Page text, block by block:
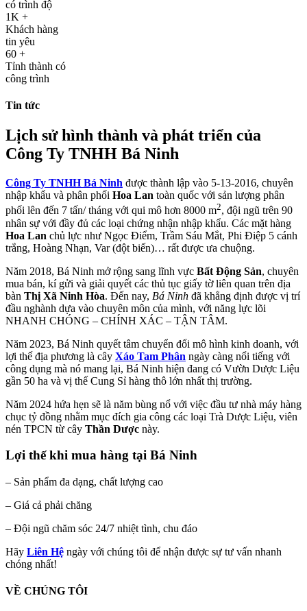
có trình độ
1K +
Khách hàng
tin yêu
60 +
Tỉnh thành có
công trình
Tin tức
Lịch sử hình thành và phát triển của
Công Ty TNHH Bá Ninh
Công Ty TNHH Bá Ninh được thành lập vào 5-13-2016, chuyên
nhập khẩu và phân phối Hoa Lan toàn quốc với sản lượng phân
phối lên đến 7 tấn/ tháng với qui mô hơn 8000 m2, đội ngũ trên 90
nhân sự với đầy đủ các loại chứng nhận nhập khẩu. Các mặt hàng
Hoa Lan chủ lực như Ngọc Điểm, Trầm Sáu Mắt, Phi Điệp 5 cánh
trắng, Hoàng Nhạn, Var (đột biến)… rất được ưa chuộng.
Năm 2018, Bá Ninh mở rộng sang lĩnh vực Bất Động Sản, chuyên
mua bán, kí gửi và giải quyết các thủ tục giấy tờ liên quan trên địa
bàn Thị Xã Ninh Hòa. Đến nay, Bá Ninh đã khẳng định được vị trí
đầu nghành dựa vào chuyên môn của mình, với năng lực lõi
NHANH CHÓNG – CHÍNH XÁC – TẬN TÂM.
Năm 2023, Bá Ninh quyết tâm chuyển đổi mô hình kinh doanh, với
lợi thế địa phương là cây Xáo Tam Phân ngày càng nổi tiếng với
công dụng mà nó mang lại, Bá Ninh hiện đang có Vườn Dược Liệu
gần 50 ha và vị thế Cung Sỉ hàng thô lớn nhất thị trường.
Năm 2024 hứa hẹn sẽ là năm bùng nổ với việc đầu tư nhà máy hàng
chục tỷ đồng nhằm mục đích gia công các loại Trà Dược Liệu, viên
nén TPCN từ cây Thần Dược này.
Lợi thế khi mua hàng tại Bá Ninh
– Sản phẩm đa dạng, chất lượng cao
– Giá cả phải chăng
– Đội ngũ chăm sóc 24/7 nhiệt tình, chu đáo
Hãy Liên Hệ ngày với chúng tôi để nhận được sự tư vấn nhanh
chóng nhất!
VỀ CHÚNG TÔI